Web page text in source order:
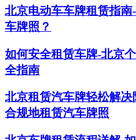
北京电动车车牌租赁指
车牌照？
如何安全租赁车牌-北京
全指南
北京租赁汽车牌轻松解
合规地租赁汽车牌照